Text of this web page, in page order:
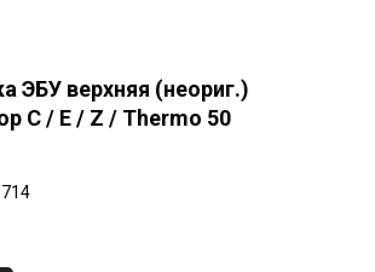
ЭБУ верхняя (неориг.)
C / E / Z / Thermo 50